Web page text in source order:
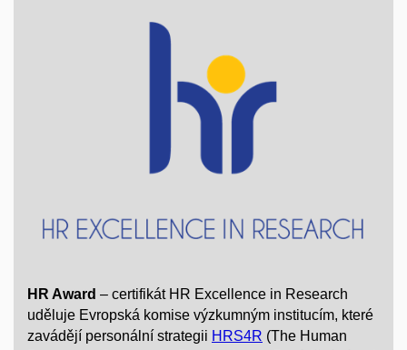
HR Award – certifikát HR Excellence in Research
uděluje Evropská komise výzkumným institucím, které
zavádějí personální strategii HRS4R (The Human